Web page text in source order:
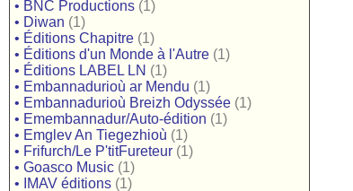
• BNC Productions (1)
• Diwan (1)
• Éditions Chapitre (1)
• Éditions d'un Monde à l'Autre (1)
• Éditions LABEL LN (1)
• Embannadurioù ar Mendu (1)
• Embannadurioù Breizh Odyssée (1)
• Emembannadur/Auto-édition (1)
• Emglev An Tiegezhioù (1)
• Frifurch/Le P'titFureteur (1)
• Goasco Music (1)
•
IMAV éditions (1)